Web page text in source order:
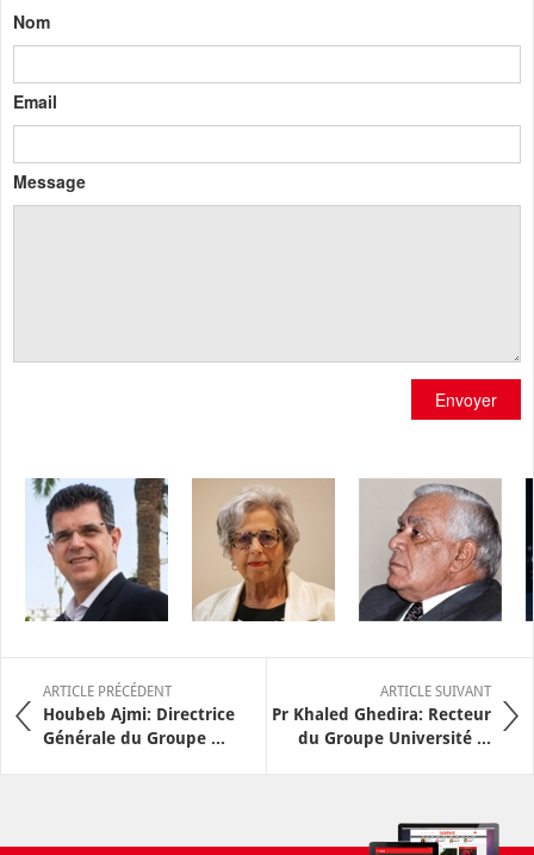
Nom
Email
Message
Envoyer
ARTICLE PRÉCÉDENT
Houbeb Ajmi: Directrice
Générale du Groupe ...
ARTICLE SUIVANT
Pr Khaled Ghedira: Recteur
du Groupe Université ...